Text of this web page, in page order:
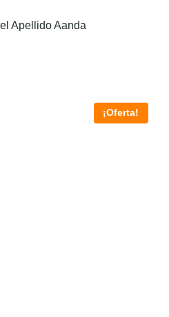
Apellido Aanda
¡Oferta!